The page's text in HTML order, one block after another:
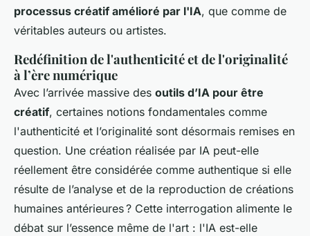
processus créatif amélioré par l'IA, que comme de
véritables auteurs ou artistes.
Redéfinition de l'authenticité et de l'originalité
à l’ère numérique
Avec l’arrivée massive des outils d’IA pour être
créatif, certaines notions fondamentales comme
l'authenticité et l’originalité sont désormais remises en
question. Une création réalisée par IA peut-elle
réellement être considérée comme authentique si elle
résulte de l’analyse et de la reproduction de créations
humaines antérieures ? Cette interrogation alimente le
débat sur l’essence même de l'art : l'IA est-elle